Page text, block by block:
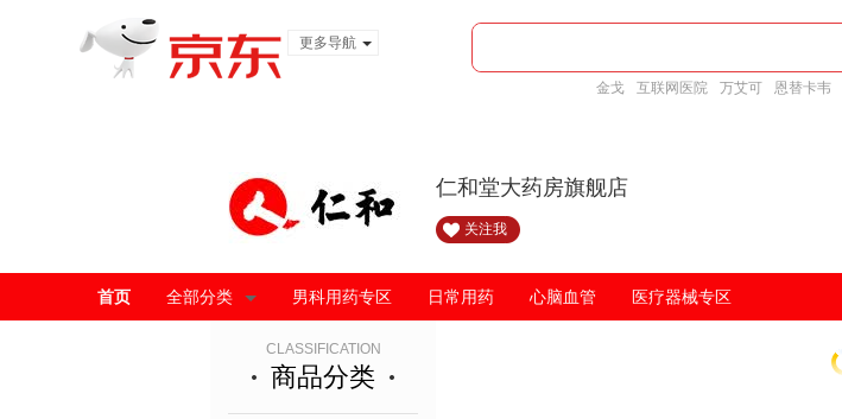
更多导航
金戈 互联网医院 万艾可 恩替卡韦
仁和堂大药房旗舰店
关注我
首页 全部分类 男科用药专区 日常用药 心脑血管 医疗器械专区
CLASSIFICATION
商品分类